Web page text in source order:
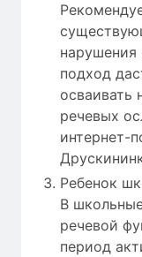
подход
осваивать
речевых
интернет-
Ребенок
В
речевой
период